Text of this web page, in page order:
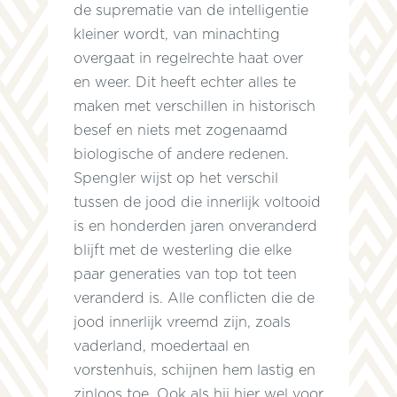
de suprematie van de intelligentie
kleiner wordt, van minachting
overgaat in regelrechte haat over
en weer. Dit heeft echter alles te
maken met verschillen in historisch
besef en niets met zogenaamd
biologische of andere redenen.
Spengler wijst op het verschil
tussen de jood die innerlijk voltooid
is en honderden jaren onveranderd
blijft met de westerling die elke
paar generaties van top tot teen
veranderd is. Alle conflicten die de
jood innerlijk vreemd zijn, zoals
vaderland, moedertaal en
vorstenhuis, schijnen hem lastig en